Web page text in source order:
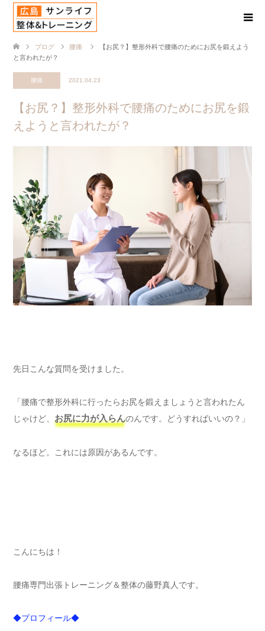
ブログ 腰痛
【お尻？】整形外科で腰痛のためにお尻を鍛えよう
と言われたが？
腰痛 2021.04.23
【お尻？】整形外科で腰痛のためにお尻を鍛
えようと言われたが？
先日こんな質問を受けました。
「腰痛で整形外科に行ったらお尻を鍛えましょうと言われたん
じゃけど、 お尻に力が入らんのんです。どうすればいいの？」
なるほど。これには原因があるんです。
こんにちは！
腰痛専門出張トレーニング＆整体の藤野真人です。
◆プロフィール◆